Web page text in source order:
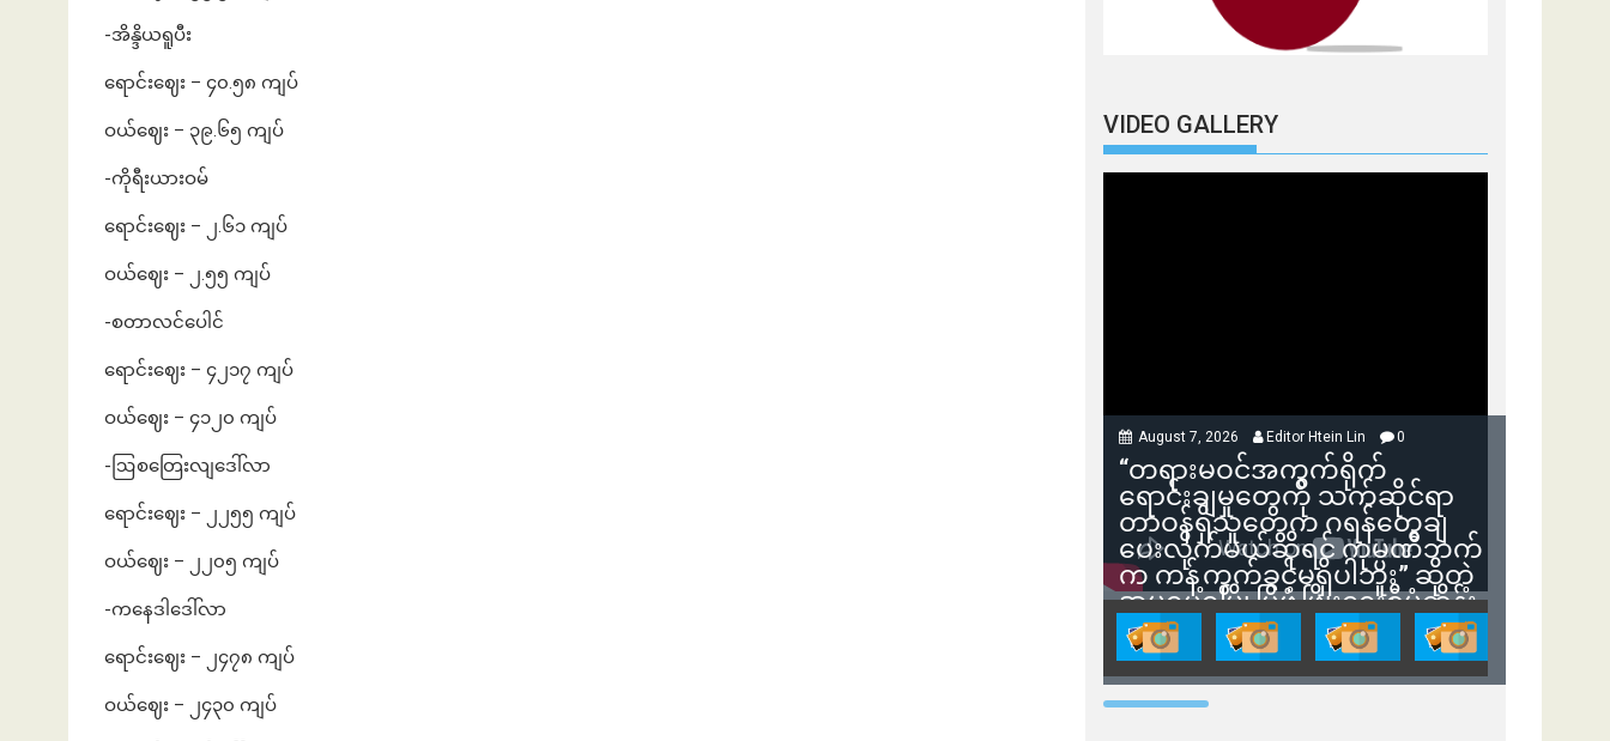
-အိန္ဒိယရူပီး
ရောင်းဈေး – ၄၀.၅၈ ကျပ်
ဝယ်ဈေး – ၃၉.၆၅ ကျပ်
-ကိုရီးယားဝမ်
ရောင်းဈေး – ၂.၆၁ ကျပ်
ဝယ်ဈေး – ၂.၅၅ ကျပ်
-စတာလင်ပေါင်
ရောင်းဈေး – ၄၂၁၇ ကျပ်
ဝယ်ဈေး – ၄၁၂၀ ကျပ်
-ဩစတြေးလျဒေါ်လာ
ရောင်းဈေး – ၂၂၅၅ ကျပ်
ဝယ်ဈေး – ၂၂၀၅ ကျပ်
-ကနေဒါဒေါ်လာ
ရောင်းဈေး – ၂၄၇၈ ကျပ်
ဝယ်ဈေး – ၂၄၃၀ ကျပ်
VIDEO GALLERY
August 7, 2026 Editor Htein Lin 0
“တရားမဝင်အကွက်ရိုက်
ရောင်းချမှုတွေကို သက်ဆိုင်ရာ
တာဝန်ရှိသူတွေက ဂရန်တွေချ
ပေးလိုက်မယ်ဆိုရင် ကုမ္ပဏီဘက်
က ကန့်ကွက်ခွင့်မရှိပါဘူး” ဆိုတဲ့
အမရပူရမြို့ပြဖွံ့ဖြိုးရေးစီမံကိန်း
ဒါရိုက်တာ ဦးဇော်ရဲဝင်းနဲ့ တွေ့ဆုံ
ခြင်း